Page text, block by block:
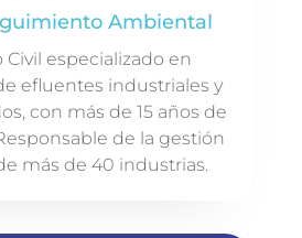
Ambiental
Civil especializado en
efluentes industriales y
con más de 15 años de
de la gestión
más de 40 industrias.